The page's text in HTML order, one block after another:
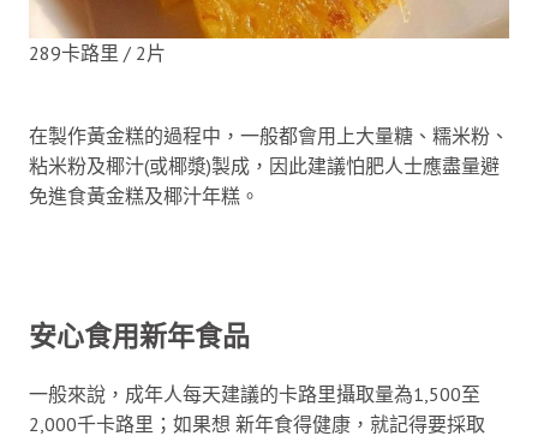
289卡路里 / 2片
在製作黃金糕的過程中，一般都會用上大量糖、糯米粉、
粘米粉及椰汁(或椰漿)製成，因此建議怕肥人士應盡量避
免進食黃金糕及椰汁年糕。
安心食用新年食品
一般來說，成年人每天建議的卡路里攝取量為1,500至
2,000千卡路里；如果想 新年食得健康，就記得要採取